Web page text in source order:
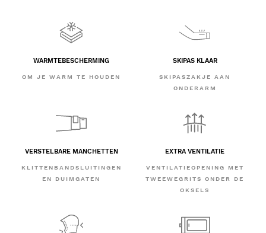
WARMTEBESCHERMING
OM JE WARM TE HOUDEN
SKIPAS KLAAR
SKIPASZAKJE AAN
ONDERARM
VERSTELBARE MANCHETTEN
KLITTENBANDSLUITINGEN
EN DUIMGATEN
EXTRA VENTILATIE
VENTILATIEOPENING MET
TWEEWEGRITS ONDER DE
OKSELS